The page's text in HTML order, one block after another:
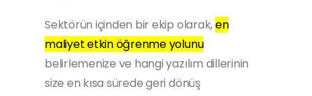
Sektörün içinden bir ekip olarak,en
maliyet etkin öğrenme yolunu
belirlemenize ve hangi yazılım dillerinin
size en kısa sürede geri dönüş